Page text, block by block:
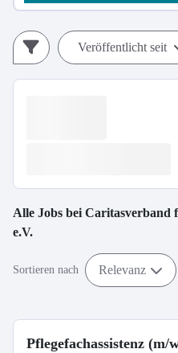
Veröffentlicht seit
Alle Jobs bei Caritasverband
e.V.
Sortieren nach Relevanz
Pflegefachassistenz (m/